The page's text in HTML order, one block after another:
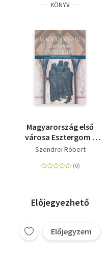
Tankönyv, segédkönyv
Társadalomtudomány
Természettudomány
Történelem
KÖNYV
Magyarország első
városa Esztergom -
Polgárság- és
Esztergom királyi
Szendrei Róbert
Előjegyezhető
Előjegyzem